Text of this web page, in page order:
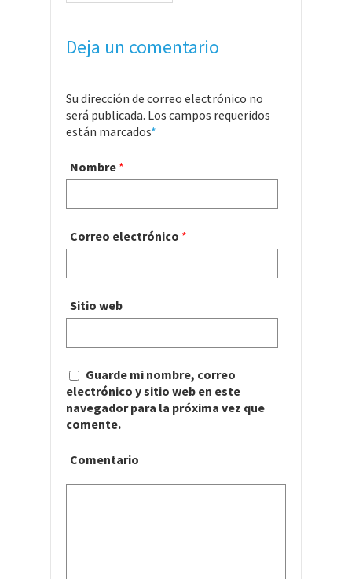
Deja un comentario
Su dirección de correo electrónico no
será publicada. Los campos requeridos
están marcados*
Nombre *
Correo electrónico *
Sitio web
Guarde mi nombre, correo
electrónico y sitio web en este
navegador para la próxima vez que
comente.
Comentario